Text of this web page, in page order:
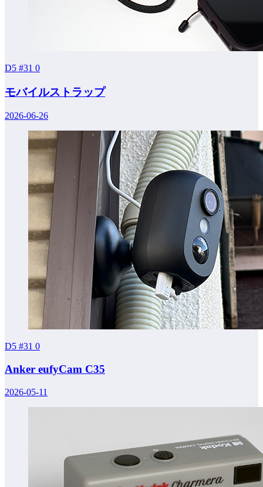
D5 #31 0
モバイルストラップ
2026-06-26
D5 #31 0
Anker eufyCam C35
2026-05-11